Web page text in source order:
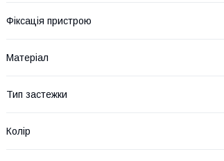
Фіксація пристрою
Матеріал
Тип застежки
Колір